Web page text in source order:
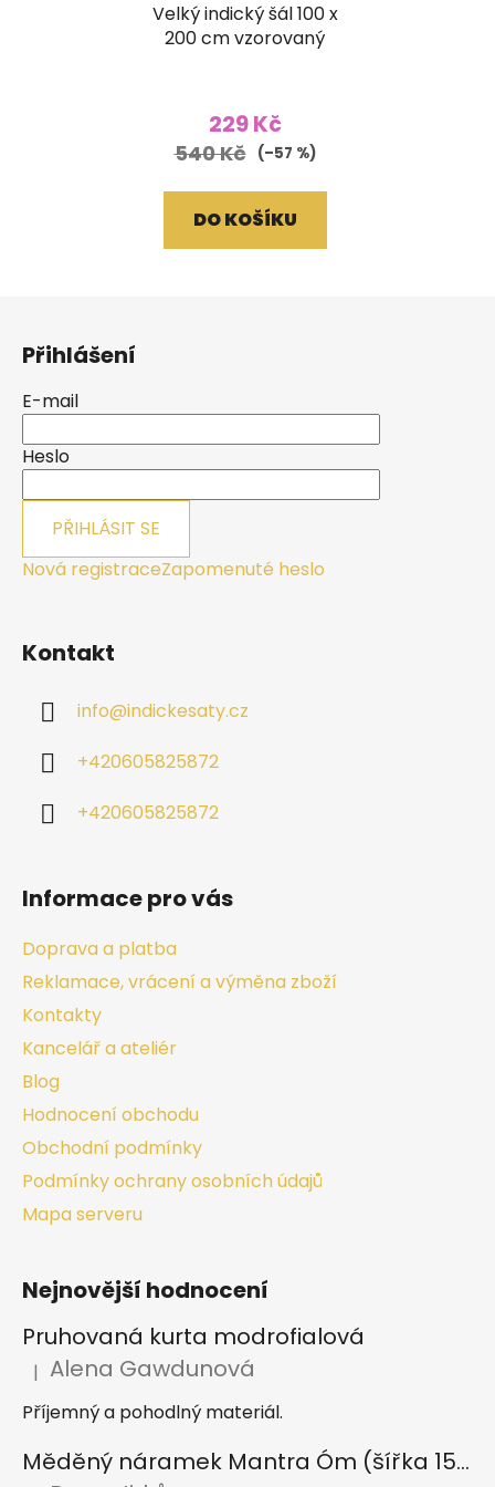
Velký indický šál 100 x
200 cm vzorovaný
229 Kč
540 Kč (–57 %)
DO KOŠÍKU
Přihlášení
E-mail
Heslo
PŘIHLÁSIT SE
Nová registraceZapomenuté heslo
Kontakt
info@indickesaty.cz
+420605825872
+420605825872
Informace pro vás
Doprava a platba
Reklamace, vrácení a výměna zboží
Kontakty
Kancelář a ateliér
Blog
Hodnocení obchodu
Obchodní podmínky
Podmínky ochrany osobních údajů
Mapa serveru
Nejnovější hodnocení
Pruhovaná kurta modrofialová
Hodnocení produktu je 5 z 5 hvězdiček.
| Alena Gawdunová
Příjemný a pohodlný materiál.
Měděný náramek Mantra Óm (šířka 15 mm)